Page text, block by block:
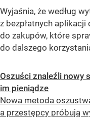
Wyjaśnia, że według
z bezpłatnych aplikacji
do zakupów, które
do dalszego
Oszuści znaleźli nowy
im pieniądze
Nowa metoda
a przestępcy próbują